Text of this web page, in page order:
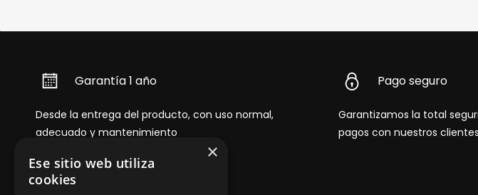
Garantía 1 año
Desde la entrega del producto, con uso normal,
adecuado y mantenimiento
Pago seguro
Garantizamos la total
pagos con nuestros
×
Ese sitio web utiliza
cookies